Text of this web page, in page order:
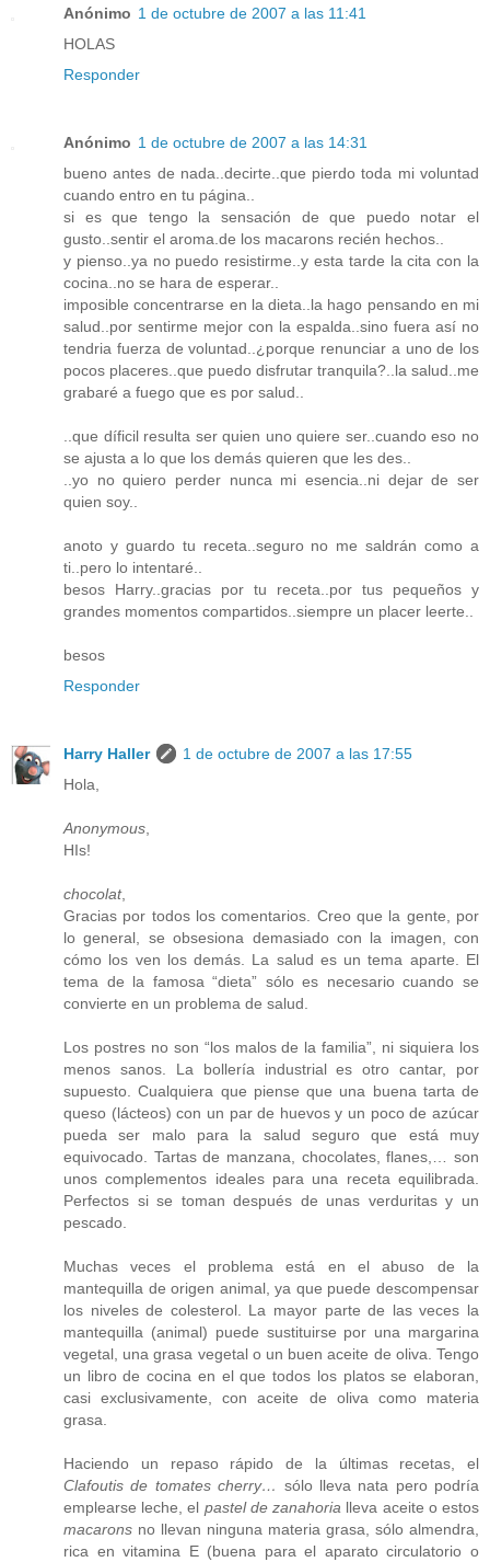
Anónimo 1 de octubre de 2007 a las 11:41
HOLAS
Responder
Anónimo 1 de octubre de 2007 a las 14:31
bueno antes de nada..decirte..que pierdo toda mi voluntad
cuando entro en tu página..
si es que tengo la sensación de que puedo notar el
gusto..sentir el aroma.de los macarons recién hechos..
y pienso..ya no puedo resistirme..y esta tarde la cita con la
cocina..no se hara de esperar..
imposible concentrarse en la dieta..la hago pensando en mi
salud..por sentirme mejor con la espalda..sino fuera así no
tendria fuerza de voluntad..¿porque renunciar a uno de los
pocos placeres..que puedo disfrutar tranquila?..la salud..me
grabaré a fuego que es por salud..
..que díficil resulta ser quien uno quiere ser..cuando eso no
se ajusta a lo que los demás quieren que les des..
..yo no quiero perder nunca mi esencia..ni dejar de ser
quien soy..
anoto y guardo tu receta..seguro no me saldrán como a
ti..pero lo intentaré..
besos Harry..gracias por tu receta..por tus pequeños y
grandes momentos compartidos..siempre un placer leerte..
besos
Responder
Harry Haller
1 de octubre de 2007 a las 17:55
Hola,
Anonymous
HIs!
chocolat,
Gracias por todos los comentarios. Creo que la gente, por
lo general, se obsesiona demasiado con la imagen, con
cómo los ven los demás. La salud es un tema aparte. El
tema de la famosa “dieta” sólo es necesario cuando se
convierte en un problema de salud.
Los postres no son “los malos de la familia”, ni siquiera los
menos sanos. La bollería industrial es otro cantar, por
supuesto. Cualquiera que piense que una buena tarta de
queso (lácteos) con un par de huevos y un poco de azúcar
pueda ser malo para la salud seguro que está muy
equivocado. Tartas de manzana, chocolates, flanes,… son
unos complementos ideales para una receta equilibrada.
Perfectos si se toman después de unas verduritas y un
pescado.
Muchas veces el problema está en el abuso de la
mantequilla de origen animal, ya que puede descompensar
los niveles de colesterol. La mayor parte de las veces la
mantequilla (animal) puede sustituirse por una margarina
vegetal, una grasa vegetal o un buen aceite de oliva. Tengo
un libro de cocina en el que todos los platos se elaboran,
casi exclusivamente, con aceite de oliva como materia
grasa.
Haciendo un repaso rápido de la últimas recetas, el
Clafoutis de tomates cherry… sólo lleva nata pero podría
emplearse leche, el pastel de zanahoria lleva aceite o estos
macarons no llevan ninguna materia grasa, sólo almendra,
rica en vitamina E (buena para el aparato circulatorio o